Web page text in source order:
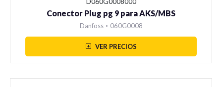
Conector Plug pg 9 para AKS/MBS
Danfoss • 060G0008
VER PRECIOS
Filtros